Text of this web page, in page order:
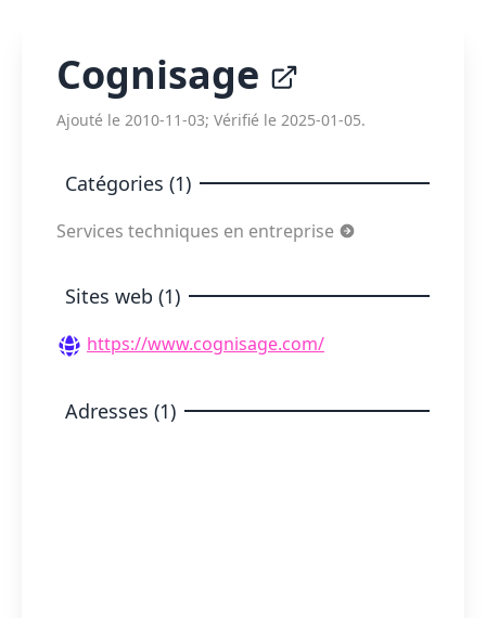
Cognisage
Ajouté le 2010-11-03; Vérifié le 2025-01-05.
Catégories (1)
Services techniques en entreprise
Sites web (1)
https://www.cognisage.com/
Adresses (1)